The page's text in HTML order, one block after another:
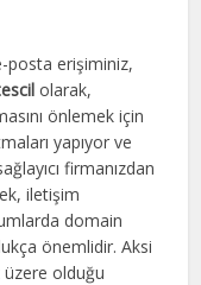
posta erişiminiz,
olarak,
önlemek için
yapıyor ve
firmanızdan
iletişim
domain
önemlidir. Aksi
üzere olduğu